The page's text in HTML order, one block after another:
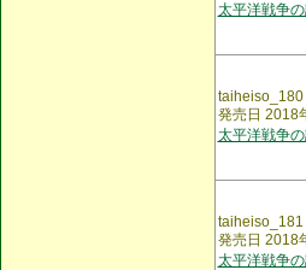
太平洋戦争
taiheiso_180
発売日 2018
太平洋戦争
taiheiso_181
発売日 2018
太平洋戦争